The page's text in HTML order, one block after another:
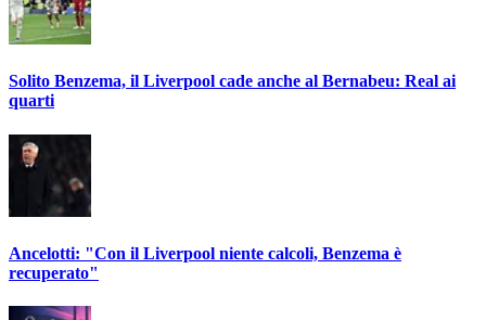
Solito Benzema, il Liverpool cade anche al Bernabeu: Real ai
quarti
Ancelotti: "Con il Liverpool niente calcoli, Benzema è
recuperato"